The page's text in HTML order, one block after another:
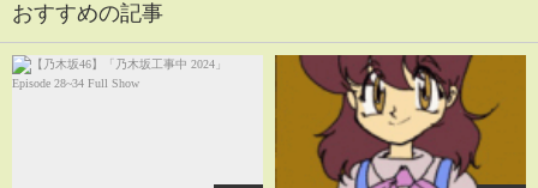
おすすめの記事